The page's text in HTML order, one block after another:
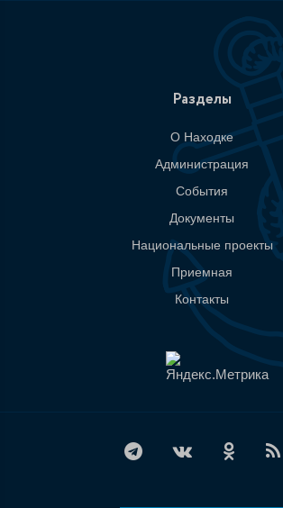
Разделы
О Находке
Администрация
События
Документы
Национальные проекты
Приемная
Контакты